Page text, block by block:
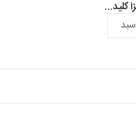
کلید...